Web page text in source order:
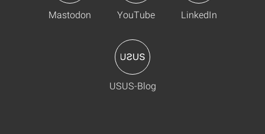
Mastodon YouTube LinkedIn
USUS-Blog